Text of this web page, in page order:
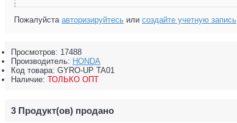
Пожалуйста авторизируйтесь или создайте учетную запись
Просмотров: 17488
Производитель: HONDA
Код товара: GYRO-UP TA01
Наличие: ТОЛЬКО ОПТ
3 Продукт(ов) продано